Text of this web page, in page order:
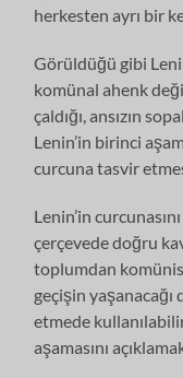
herkesten ayrı bir
Görüldüğü gibi
komünal ahenk
çaldığı, ansızın
Lenin’in birinci
curcuna tasvir
Lenin’in
çerçevede doğru
toplumdan
geçişin
etmede
aşamasını